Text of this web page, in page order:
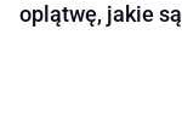
oplątwę, jakie